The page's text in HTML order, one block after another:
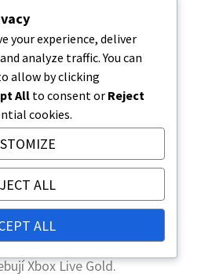
některý stahovatelný
dostupné v
zkontrolujte obchod
a ujistěte se, že
odráží vaši skutečnou
problémům.
mít jedinečné
8. Například uživatelé
předplatné
online multiplayer, zatímco
Xbox Live Gold.
your experience, deliver
analyze traffic. You can
allow by clicking
All to consent or Reject
cookies.
ALL
ALL